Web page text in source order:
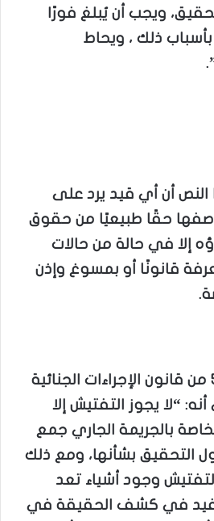
ويجب أن يُبلغ فورًا
ذلك ، ويحاط
أن أي قيد يرد على
حقًا طبيعيًا من حقوق
إلا في حالة من حالات
قانونًا أو بمسوغ وإذن
3- وكانت المادة 50 من قانون الإجراءات الجنائية
“لا يجوز التفتيش إلا
بالجريمة الجاري جمع
التحقيق بشأنها، ومع ذلك
التفتيش وجود أشياء تعد
تفيد في كشف الحقيقة في